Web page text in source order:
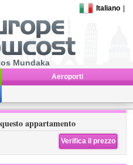
Italiano
Mundaka
Aeroporti
appartamento
Verifica il prezzo